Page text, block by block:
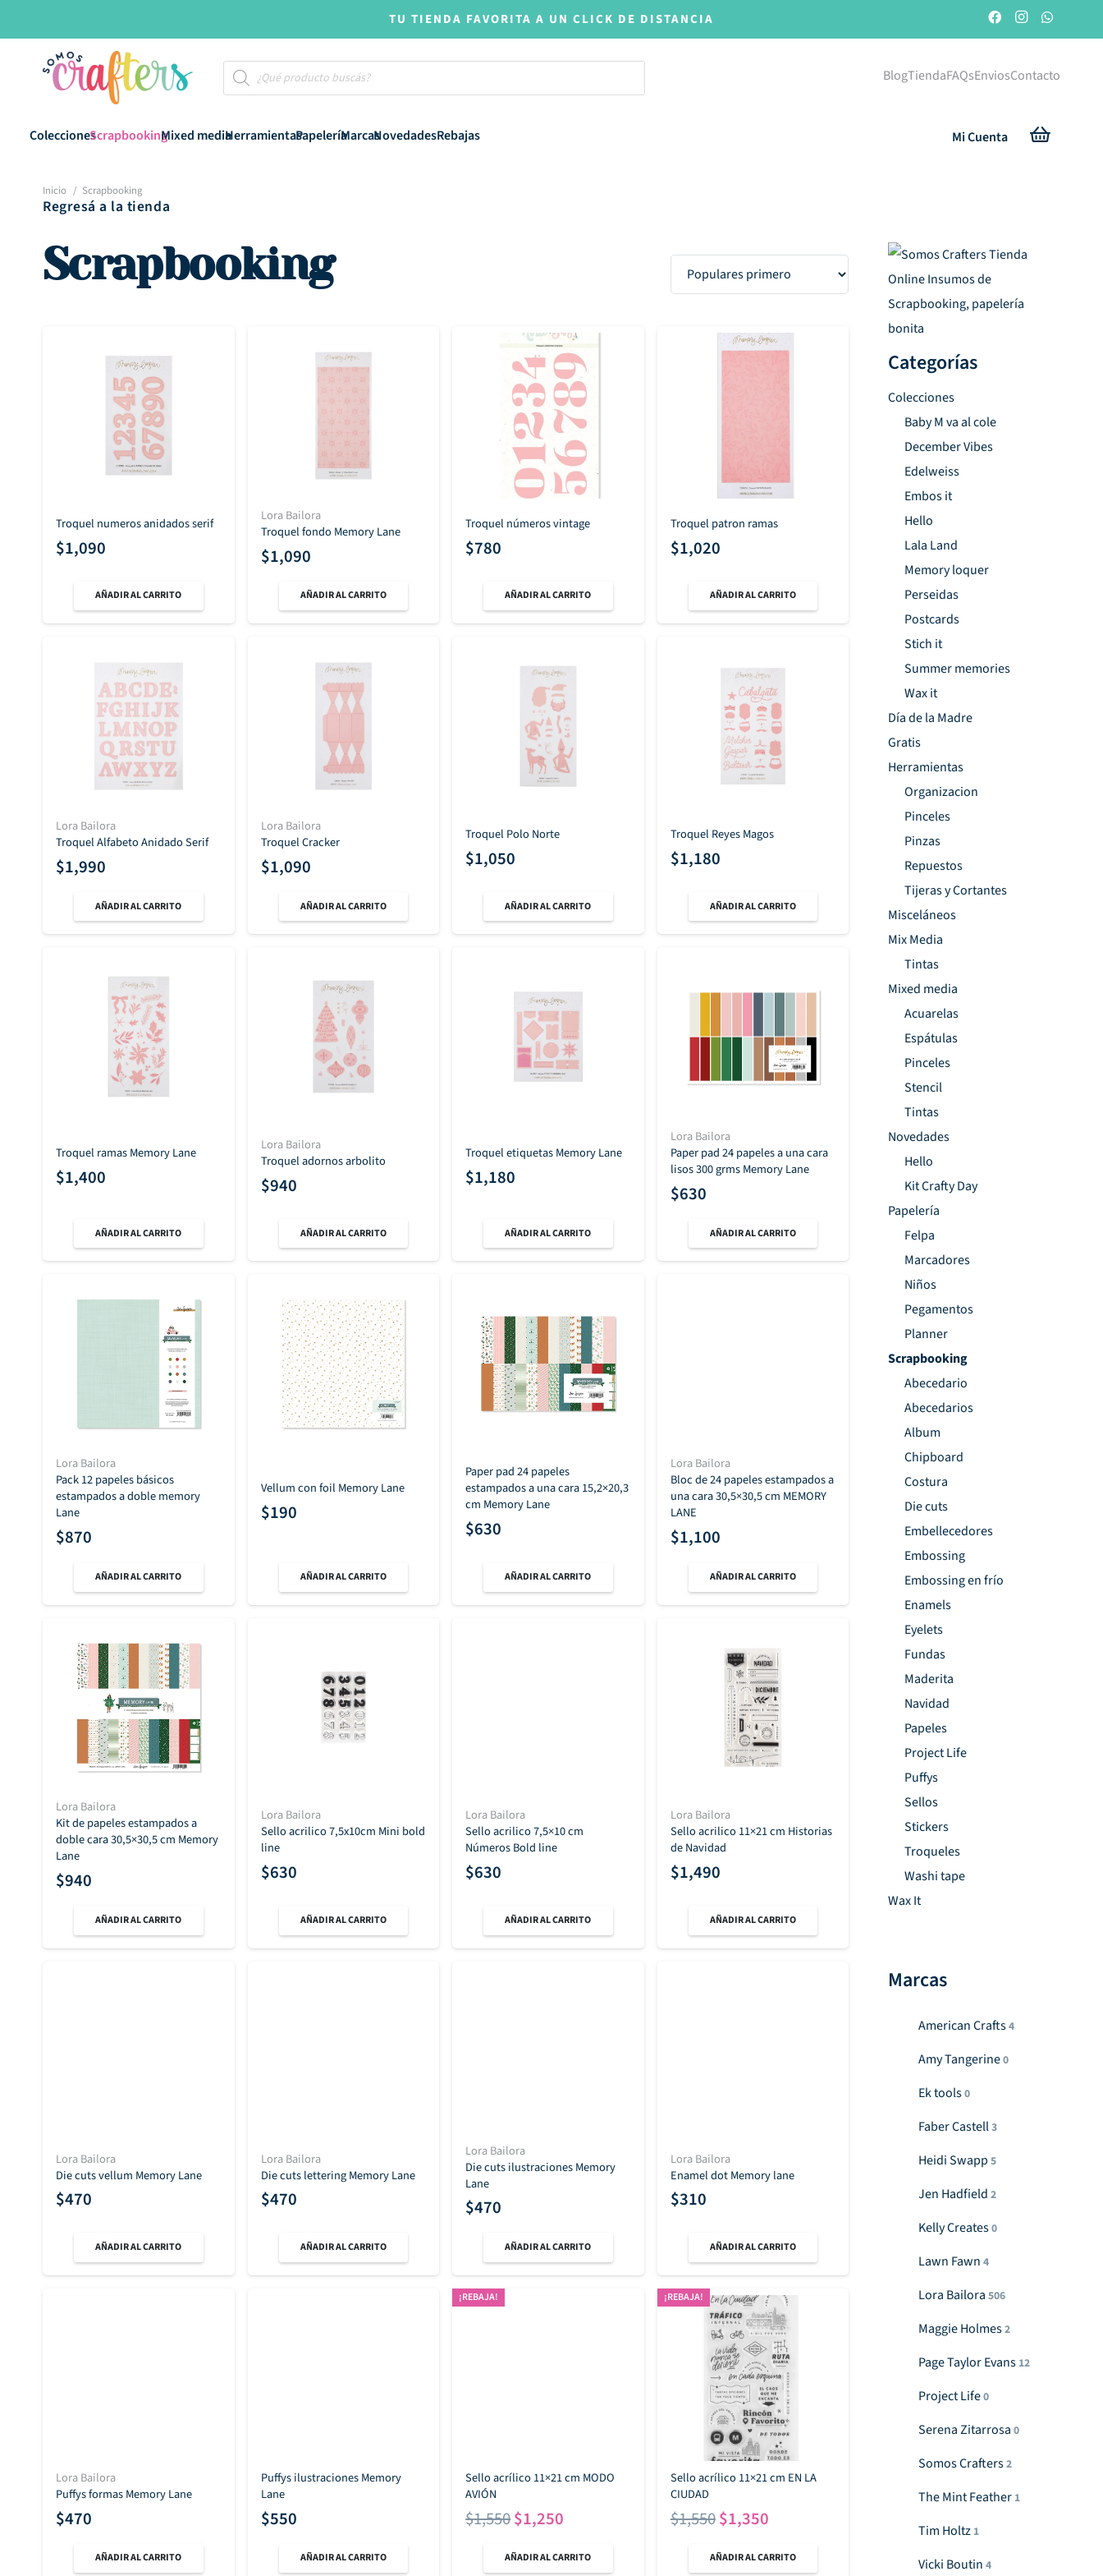
TU TIENDA FAVORITA A UN CLICK DE DISTANCIA
Búsqueda
de
productos
BlogTiendaFAQsEnviosContacto
ColeccionesScrapbookingMixed mediaHerramientasPapeleríaMarcasNovedadesRebajas Mi Cuenta
Inicio / Scrapbooking
Regresá a la tienda
Scrapbooking
Troquel numeros anidados serif
$1,090
AÑADIR AL CARRITO
Lora Bailora
Troquel fondo Memory Lane
$1,090
AÑADIR AL CARRITO
Troquel números vintage
$780
AÑADIR AL CARRITO
Troquel patron ramas
$1,020
AÑADIR AL CARRITO
Lora Bailora
Troquel Alfabeto Anidado Serif
$1,990
AÑADIR AL CARRITO
Lora Bailora
Troquel Cracker
$1,090
AÑADIR AL CARRITO
Troquel Polo Norte
$1,050
AÑADIR AL CARRITO
Troquel Reyes Magos
$1,180
AÑADIR AL CARRITO
Troquel ramas Memory Lane
$1,400
AÑADIR AL CARRITO
Lora Bailora
Troquel adornos arbolito
$940
AÑADIR AL CARRITO
Troquel etiquetas Memory Lane
$1,180
AÑADIR AL CARRITO
Lora Bailora
Paper pad 24 papeles a una cara
lisos 300 grms Memory Lane
$630
AÑADIR AL CARRITO
Lora Bailora
Pack 12 papeles básicos
estampados a doble memory
Lane
$870
AÑADIR AL CARRITO
Vellum con foil Memory Lane
$190
AÑADIR AL CARRITO
Paper pad 24 papeles
estampados a una cara 15,2×20,3
cm Memory Lane
$630
AÑADIR AL CARRITO
Lora Bailora
Bloc de 24 papeles estampados a
una cara 30,5×30,5 cm MEMORY
LANE
$1,100
AÑADIR AL CARRITO
Lora Bailora
Kit de papeles estampados a
doble cara 30,5×30,5 cm Memory
Lane
$940
AÑADIR AL CARRITO
Lora Bailora
Sello acrilico 7,5x10cm Mini bold
line
$630
AÑADIR AL CARRITO
Lora Bailora
Sello acrilico 7,5×10 cm
Números Bold line
$630
AÑADIR AL CARRITO
Lora Bailora
Sello acrilico 11×21 cm Historias
de Navidad
$1,490
AÑADIR AL CARRITO
Lora Bailora
Die cuts vellum Memory Lane
$470
AÑADIR AL CARRITO
Lora Bailora
Die cuts lettering Memory Lane
$470
AÑADIR AL CARRITO
Lora Bailora
Die cuts ilustraciones Memory
Lane
$470
AÑADIR AL CARRITO
Lora Bailora
Enamel dot Memory lane
$310
AÑADIR AL CARRITO
Lora Bailora
Puffys formas Memory Lane
$470
AÑADIR AL CARRITO
Puffys ilustraciones Memory
Lane
$550
AÑADIR AL CARRITO
¡REBAJA!
Sello acrílico 11×21 cm MODO
AVIÓN
$1,550El
original
$1,250
actual
AÑADIR AL CARRITO
¡REBAJA!
Sello acrílico 11×21 cm EN LA
CIUDAD
$1,550El
original
$1,350El
actual
AÑADIR AL CARRITO
Categorías
Colecciones
Baby M va al cole
December Vibes
Edelweiss
Embos it
Hello
Lala Land
Memory loquer
Perseidas
Postcards
Stich it
Summer memories
Wax it
Día de la Madre
Gratis
Herramientas
Organizacion
Pinceles
Pinzas
Repuestos
Tijeras y Cortantes
Misceláneos
Mix Media
Tintas
Mixed media
Acuarelas
Espátulas
Pinceles
Stencil
Tintas
Novedades
Hello
Kit Crafty Day
Papelería
Felpa
Marcadores
Niños
Pegamentos
Planner
Scrapbooking
Abecedario
Abecedarios
Album
Chipboard
Costura
Die cuts
Embellecedores
Embossing
Embossing en frío
Enamels
Eyelets
Fundas
Maderita
Navidad
Papeles
Project Life
Puffys
Sellos
Stickers
Troqueles
Washi tape
Wax It
Marcas
American Crafts4
Amy Tangerine0
Ek tools0
Faber Castell3
Heidi Swapp5
Jen Hadfield2
Kelly Creates0
Lawn Fawn4
Lora Bailora506
Maggie Holmes2
Page Taylor Evans 12
Project Life0
Serena Zitarrosa0
Somos Crafters2
The Mint Feather 1
Tim Holtz 1
Vicki Boutin4